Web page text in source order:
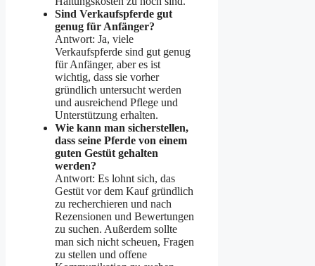
Sind Verkaufspferde gut
genug für Anfänger?
Antwort: Ja, viele
Verkaufspferde sind gut genug
für Anfänger, aber es ist
wichtig, dass sie vorher
gründlich untersucht werden
und ausreichend Pflege und
Unterstützung erhalten.
Wie kann man sicherstellen,
dass seine Pferde von einem
guten Gestüt gehalten
werden?
Antwort: Es lohnt sich, das
Gestüt vor dem Kauf gründlich
zu recherchieren und nach
Rezensionen und Bewertungen
zu suchen. Außerdem sollte
man sich nicht scheuen, Fragen
zu stellen und offene